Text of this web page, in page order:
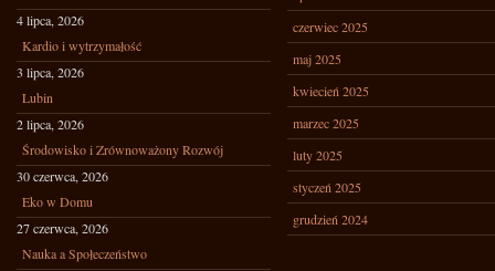
4 lipca, 2026
Kardio i wytrzymałość
3 lipca, 2026
Lubin
2 lipca, 2026
Środowisko i Zrównoważony Rozwój
30 czerwca, 2026
Eko w Domu
27 czerwca, 2026
Nauka a Społeczeństwo
czerwiec 2025
maj 2025
kwiecień 2025
marzec 2025
luty 2025
styczeń 2025
grudzień 2024